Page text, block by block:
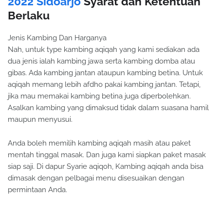
Berlaku
Jenis Kambing Dan Harganya
Nah, untuk type kambing aqiqah yang kami sediakan ada
dua jenis ialah kambing jawa serta kambing domba atau
gibas. Ada kambing jantan ataupun kambing betina. Untuk
aqiqah memang lebih afdho pakai kambing jantan. Tetapi,
jika mau memakai kambing betina juga diperbolehkan.
Asalkan kambing yang dimaksud tidak dalam suasana hamil
maupun menyusui.
Anda boleh memilih kambing aqiqah masih atau paket
mentah tinggal masak. Dan juga kami siapkan paket masak
siap saji. Di dapur Syarie aqiqoh, Kambing aqiqah anda bisa
dimasak dengan pelbagai menu disesuaikan dengan
permintaan Anda.